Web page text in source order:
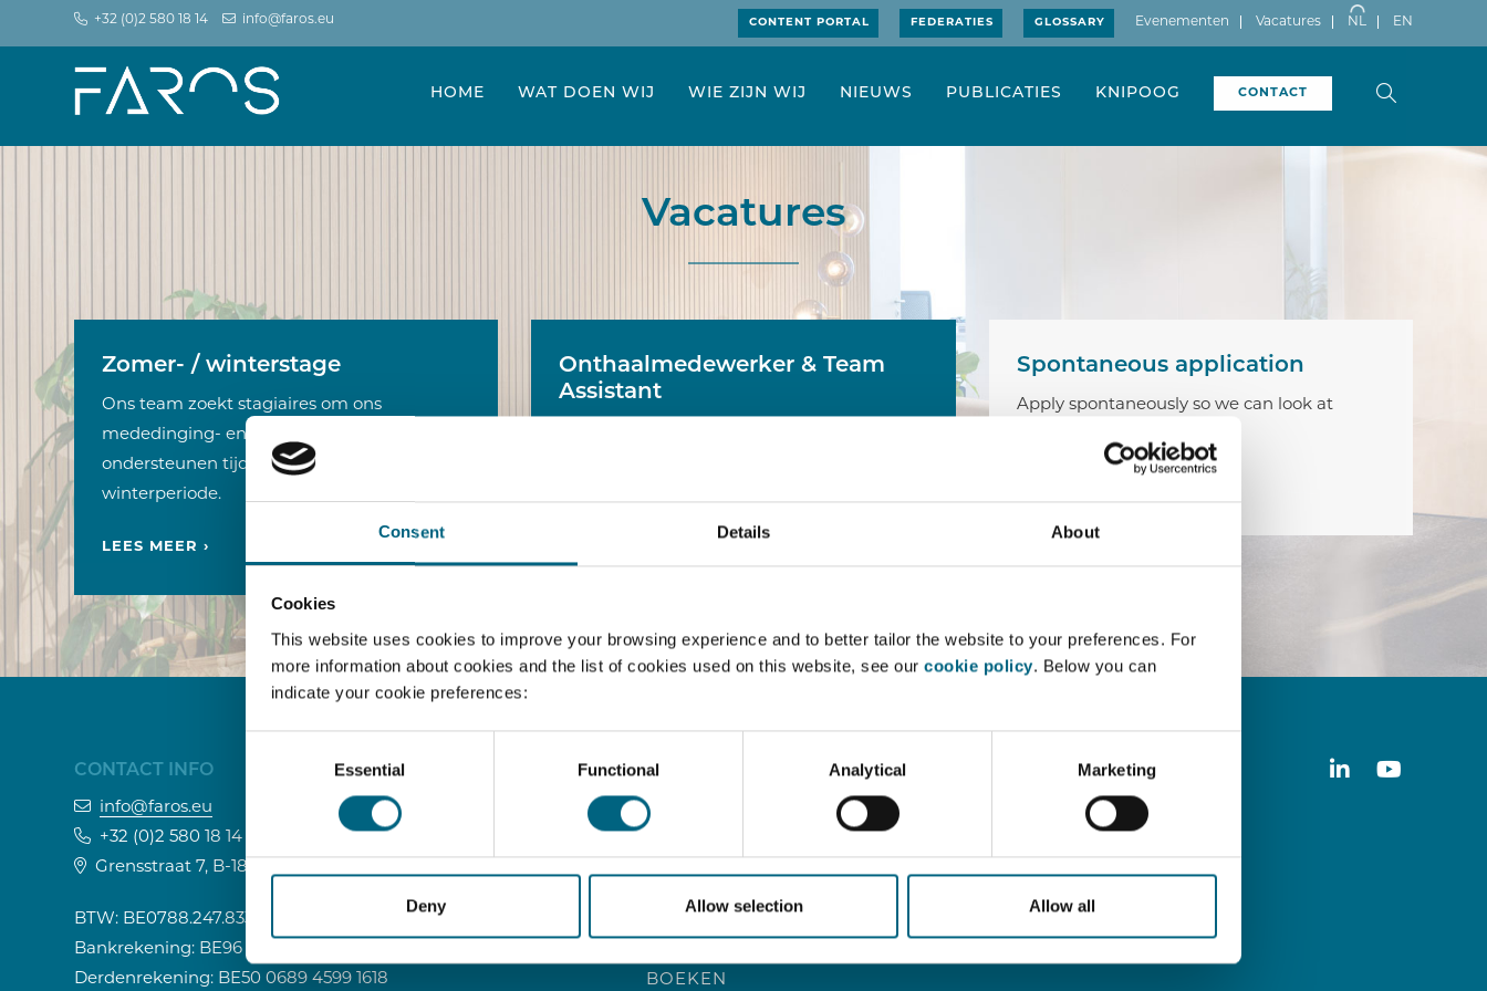
Consent Details About
Cookies
This website uses cookies to improve your browsing experience and to better tailor the website to your preferences. For
more information about cookies and the list of cookies used on this website, see our cookie policy. Below you can
indicate your cookie preferences:
Essential Functional Analytical Marketing
Deny Allow selection Allow all
+32 (0)2 580 18 14 info@faros.eu CONTENT PORTAL FEDERATIES GLOSSARY Evenementen Vacatures NL EN
HOME WAT DOEN WIJ WIE ZIJN WIJ NIEUWS PUBLICATIES KNIPOOG CONTACT
Vacatures
Zomer- / winterstage
Ons team zoekt stagiaires om ons
mededinging- en data protection team te
ondersteunen tijdens de zomer- of
winterperiode.
LEES MEER ›
Onthaalmedewerker & Team
Assistant
biedt aan onze advocaten.
Spontaneous application
Apply spontaneously so we can look at
CONTACT INFO
info@faros.eu
+32 (0)2 580 18 14
Grensstraat 7, B-1831 Machelen
BTW: BE0788.247.833
Bankrekening: BE96 0689 4550 5305
Derdenrekening: BE50 0689 4599 1618
SITE MAP
HOME
BOEKEN